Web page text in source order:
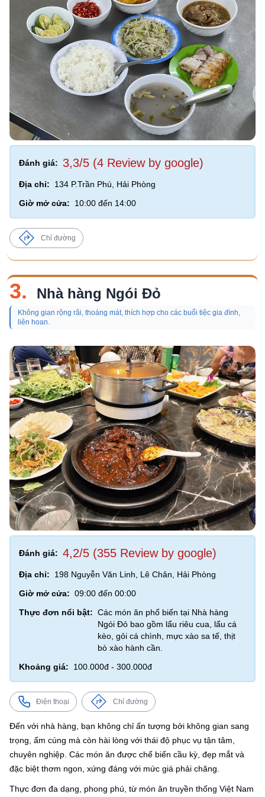
Đánh giá: 3,3/5 (4 Review by google)
Địa chỉ:
134 P.Trần Phú, Hải Phòng
Giờ mở cửa:
10:00 đến 14:00
Chỉ đường
3. Nhà hàng Ngói Đỏ
Không gian rộng rãi, thoáng mát, thích hợp cho các buổi tiệc gia đình,
liên hoan.
Đánh giá: 4,2/5 (355 Review by google)
Địa chỉ:
198 Nguyễn Văn Linh, Lê Chân, Hải Phòng
Giờ mở cửa: 09:00 đến 00:00
Thực đơn nổi bật: Các món ăn phổ biến tại Nhà hàng
Ngói Đỏ bao gồm lẩu riêu cua, lẩu cá
kèo, gỏi cá chình, mực xào sa tế, thịt
bò xào hành cần.
Khoảng giá:
100.000đ - 300.000đ
Điện thoại Chỉ đường
Đến với nhà hàng, bạn không chỉ ấn tượng bởi không gian sang
trọng, ấm cúng mà còn hài lòng với thái độ phục vụ tận tâm,
chuyên nghiệp. Các món ăn được chế biến cầu kỳ, đẹp mắt và
đặc biệt thơm ngon, xứng đáng với mức giá phải chăng.
Thực đơn đa dạng, phong phú, từ món ăn truyền thống Việt Nam